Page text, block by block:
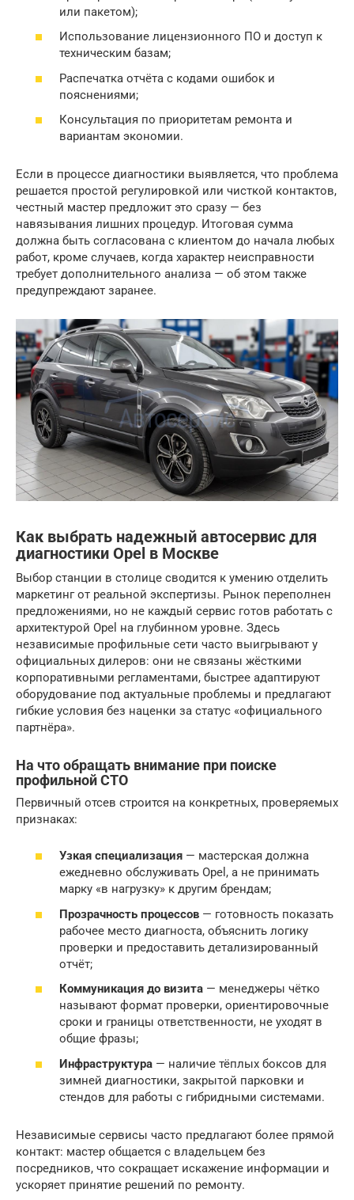
или пакетом);
Использование лицензионного ПО и доступ к
техническим базам;
Распечатка отчёта с кодами ошибок и
пояснениями;
Консультация по приоритетам ремонта и
вариантам экономии.
Если в процессе диагностики выявляется, что проблема
решается простой регулировкой или чисткой контактов,
честный мастер предложит это сразу — без
навязывания лишних процедур. Итоговая сумма
должна быть согласована с клиентом до начала любых
работ, кроме случаев, когда характер неисправности
требует дополнительного анализа — об этом также
предупреждают заранее.
Как выбрать надежный автосервис для
диагностики Opel в Москве
Выбор станции в столице сводится к умению отделить
маркетинг от реальной экспертизы. Рынок переполнен
предложениями, но не каждый сервис готов работать с
архитектурой Opel на глубинном уровне. Здесь
независимые профильные сети часто выигрывают у
официальных дилеров: они не связаны жёсткими
корпоративными регламентами, быстрее адаптируют
оборудование под актуальные проблемы и предлагают
гибкие условия без наценки за статус «официального
партнёра».
На что обращать внимание при поиске
профильной СТО
Первичный отсев строится на конкретных, проверяемых
признаках:
Узкая специализация — мастерская должна
ежедневно обслуживать Opel, а не принимать
марку «в нагрузку» к другим брендам;
Прозрачность процессов — готовность показать
рабочее место диагноста, объяснить логику
проверки и предоставить детализированный
отчёт;
Коммуникация до визита — менеджеры чётко
называют формат проверки, ориентировочные
сроки и границы ответственности, не уходят в
общие фразы;
Инфраструктура — наличие тёплых боксов для
зимней диагностики, закрытой парковки и
стендов для работы с гибридными системами.
Независимые сервисы часто предлагают более прямой
контакт: мастер общается с владельцем без
посредников, что сокращает искажение информации и
ускоряет принятие решений по ремонту.